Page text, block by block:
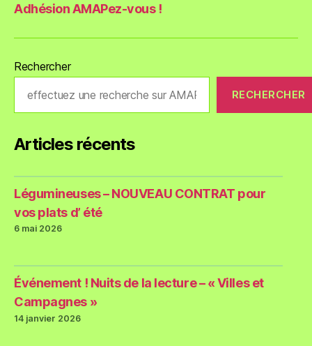
Adhésion AMAPez-vous !
Rechercher
RECHERCHER
Articles récents
Légumineuses – NOUVEAU CONTRAT pour
vos plats d’ été
6 mai 2026
Événement ! Nuits de la lecture – « Villes et
Campagnes »
14 janvier 2026